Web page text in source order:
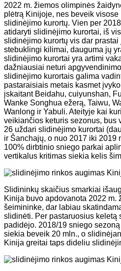
2022 m. žiemos olimpinės
plėtrą Kinijoje, nes beveik
slidinėjimo kurortų. Vien per
atidaryti slidinėjimo kurortai, iš
slidinėjimo kurortų vis dar
stebuklingi kilimai, dauguma jų
slidinėjimo kurortai yra artimi
dažniausiai neturi
slidinėjimo kurortais galima
pastaraisiais metais kasmet
įskaitant Beidahu, cuiyunshan,
Wanke Songhua ežerą, Taiwu,
Wanlong ir Yabuli. Ateityje kai
veikiančios keturis sezonus, bus
26 uždari slidinėjimo kurortai
ir Šanchajų, o nuo 2017 iki 2019
100% dirbtinio sniego parkai
vertikalus kritimas siekia kelis
Slidininkų skaičius smarkiai
Kinija buvo apdovanota 2022 m.
šeimininke, dar labiau
slidinėti. Per pastaruosius keletą
padidėjo. 2018/19 sniego
siekia beveik 20 mln., o
Kinija greitai taps dideliu